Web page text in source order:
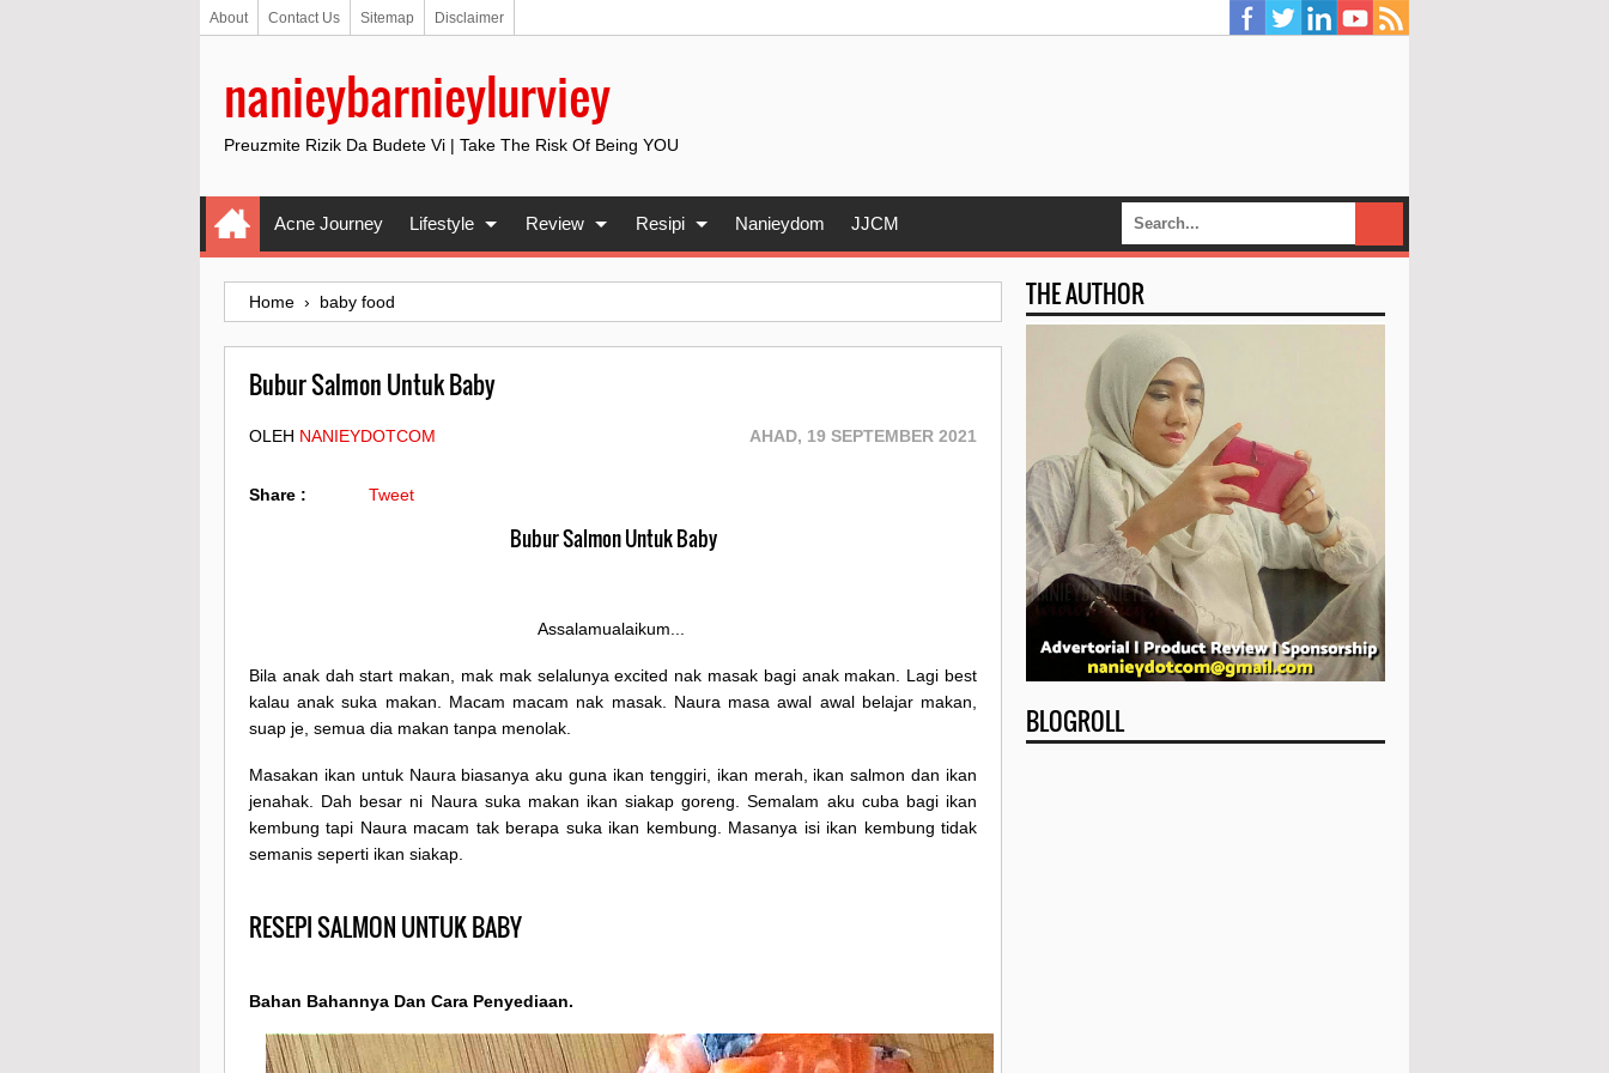
About Contact Us Sitemap Disclaimer
nanieybarnieylurviey
Preuzmite Rizik Da Budete Vi | Take The Risk Of Being YOU
Acne Journey Lifestyle Review Resipi Nanieydom JJCM
Home › baby food
Bubur Salmon Untuk Baby
OLEH NANIEYDOTCOM AHAD, 19 SEPTEMBER 2021
Share : Tweet
Bubur Salmon Untuk Baby
Assalamualaikum...
Bila anak dah start makan, mak mak selalunya excited nak masak bagi anak makan. Lagi best
kalau anak suka makan. Macam macam nak masak. Naura masa awal awal belajar makan,
suap je, semua dia makan tanpa menolak.
Masakan ikan untuk Naura biasanya aku guna ikan tenggiri, ikan merah, ikan salmon dan ikan
jenahak. Dah besar ni Naura suka makan ikan siakap goreng. Semalam aku cuba bagi ikan
kembung tapi Naura macam tak berapa suka ikan kembung. Masanya isi ikan kembung tidak
semanis seperti ikan siakap.
RESEPI SALMON UNTUK BABY
Bahan Bahannya Dan Cara Penyediaan.
THE AUTHOR
BLOGROLL